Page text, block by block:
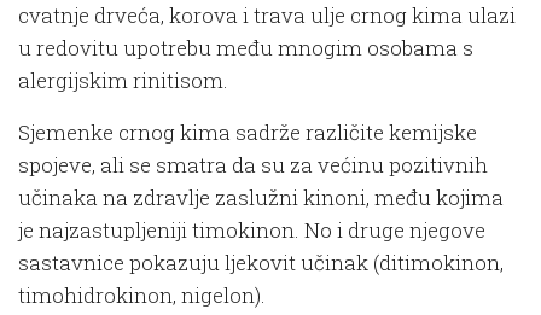
cvatnje drveća, korova i trava ulje crnog kima ulazi
u redovitu upotrebu među mnogim osobama s
alergijskim rinitisom.
Sjemenke crnog kima sadrže različite kemijske
spojeve, ali se smatra da su za većinu pozitivnih
učinaka na zdravlje zaslužni kinoni, među kojima
je najzastupljeniji timokinon. No i druge njegove
sastavnice pokazuju ljekovit učinak (ditimokinon,
timohidrokinon, nigelon).